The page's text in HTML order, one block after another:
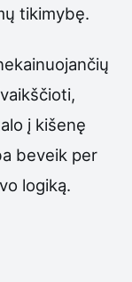
tikimybę.
į kišenę
beveik per
logiką.